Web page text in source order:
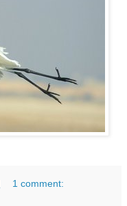
1 comment: